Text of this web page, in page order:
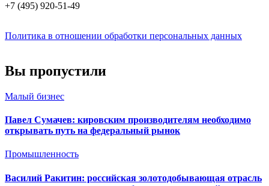
+7 (495) 920-51-49
Политика в отношении обработки персональных данных
Вы пропустили
Малый бизнес
Павел Сумачев: кировским производителям необходимо
открывать путь на федеральный рынок
Промышленность
Василий Ракитин: российская золотодобывающая отрасль